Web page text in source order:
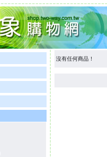
沒有任何商品！